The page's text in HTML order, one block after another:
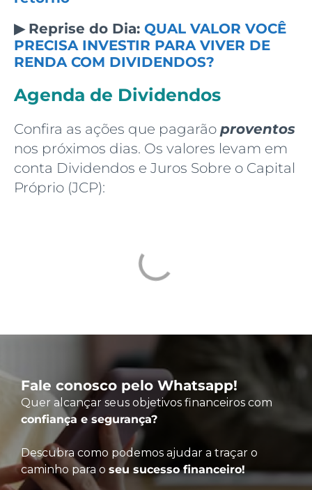
▶ Reprise do Dia: QUAL VALOR VOCÊ
PRECISA INVESTIR PARA VIVER DE
RENDA COM DIVIDENDOS?
Agenda de Dividendos
Confira as ações que pagarão proventos
nos próximos dias. Os valores levam em
conta Dividendos e Juros Sobre o Capital
Próprio (JCP):
Fale conosco pelo Whatsapp!
Quer alcançar seus objetivos financeiros com
confiança e segurança?
Descubra como podemos ajudar a traçar o
caminho para o seu sucesso financeiro!